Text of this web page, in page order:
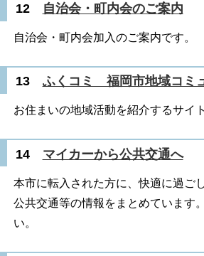
12 自治会・町内会のご案内
自治会・町内会加入のご案内です。
13 ふくコミ 福岡市地域コミ
お住まいの地域活動を紹介するサイ
14 マイカーから公共交通へ
本市に転入された方に、快適に過ご
公共交通等の情報をまとめています
い。